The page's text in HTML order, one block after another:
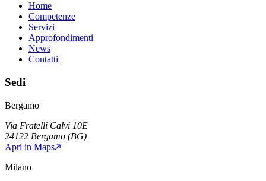
Home
Competenze
Servizi
Approfondimenti
News
Contatti
Sedi
Bergamo
Via Fratelli Calvi 10E
24122 Bergamo (BG)
Apri in Maps
Milano